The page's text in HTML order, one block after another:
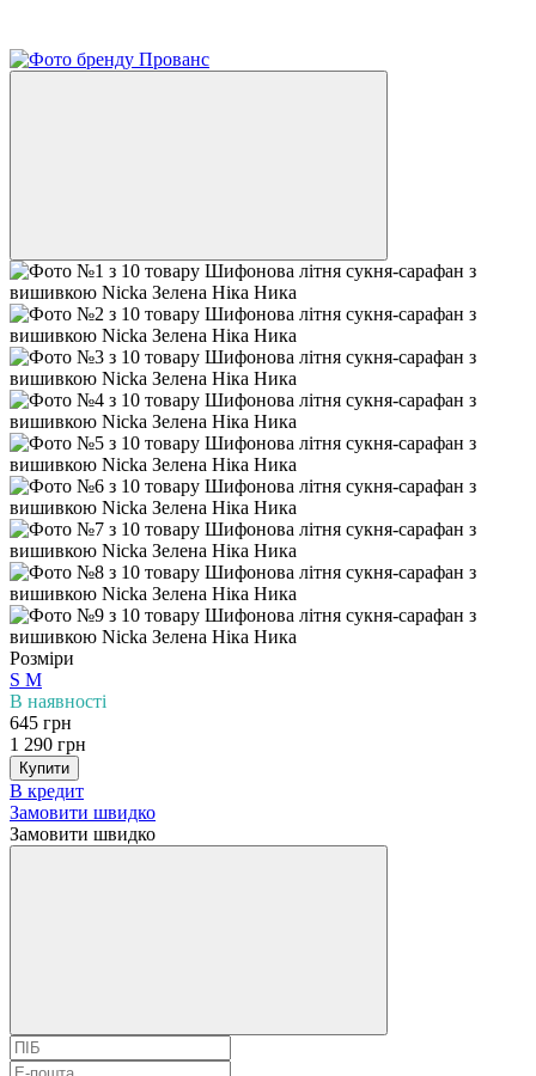
Розміри
S M
В наявності
645 грн
1 290 грн
Купити
В кредит
Замовити швидко
Замовити швидко